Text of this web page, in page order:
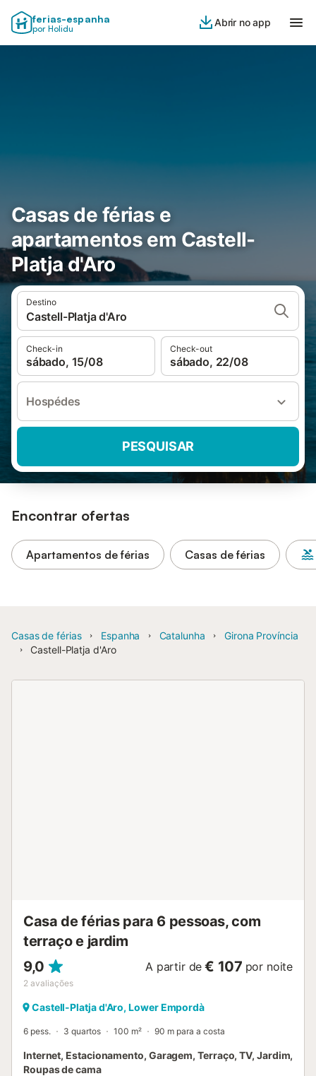
ferias-espanha
por Holidu
Abrir no app
Casas de férias e
apartamentos em Castell-
Platja d'Aro
Destino
Castell-Platja d'Aro
Check-in
sábado, 15/08
Check-out
sábado, 22/08
Hospédes
PESQUISAR
Encontrar ofertas
Apartamentos de férias Casas de férias
Casas de férias Espanha Catalunha
Girona Província
Castell-Platja d'Aro
Casa de férias para 6 pessoas, com
terraço e jardim
9,0
2 avaliações
A partir de € 107 por noite
Castell-Platja d'Aro, Lower Empordà
6 pess. 3 quartos 100 m² 90 m para a costa
Internet, Estacionamento, Garagem, Terraço, TV, Jardim,
Roupas de cama